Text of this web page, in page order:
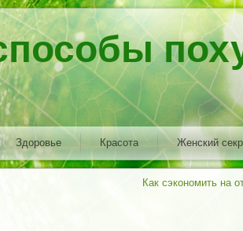
Здоровье Красота Женский
Как сэкономить на